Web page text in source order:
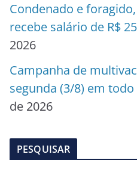
Condenado e
recebe salário de R$
2026
Campanha de
segunda (3/8) em
de 2026
PESQUISAR